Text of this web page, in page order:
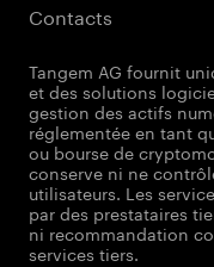
Contacts
Tangem AG fournit
et des solutions
gestion des actifs
réglementée en tant
ou bourse de
conserve ni ne
utilisateurs. Les
par des prestataires
ni recommandation
services tiers.